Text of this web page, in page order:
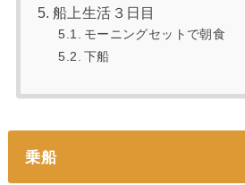
船上生活３日目
モーニングセットで朝食
下船
乗船